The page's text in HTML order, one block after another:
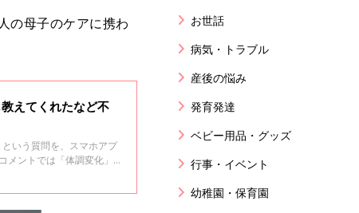
の母子のケアに携わ
えてくれたなど不
いう質問を、スマホアプ
ントでは「体調変化」
お世話
病気・トラブル
産後の悩み
発育発達
ベビー用品・グッズ
行事・イベント
幼稚園・保育園